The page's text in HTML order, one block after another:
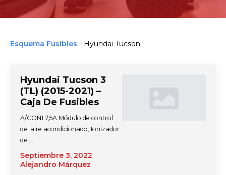
Esquema Fusibles - Hyundai Tucson
Hyundai Tucson 3
(TL) (2015-2021) –
Caja De Fusibles
Septiembre 3, 2022
Alejandro Márquez
A/CON1 7,5A Módulo de control
del aire acondicionado; Ionizador
del…